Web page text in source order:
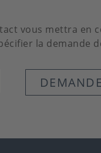
vous mettra en
la demande